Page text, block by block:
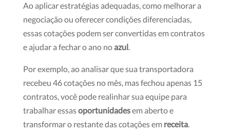
Ao aplicar estratégias adequadas, como melhorar a
negociação ou oferecer condições diferenciadas,
essas cotações podem ser convertidas em contratos
e ajudar a fechar o ano noazul.
Por exemplo, ao analisar que sua transportadora
recebeu 46 cotações no mês, mas fechou apenas 15
contratos, você pode realinhar sua equipe para
trabalhar essasoportunidadesem aberto e
transformar o restante das cotações em receita.